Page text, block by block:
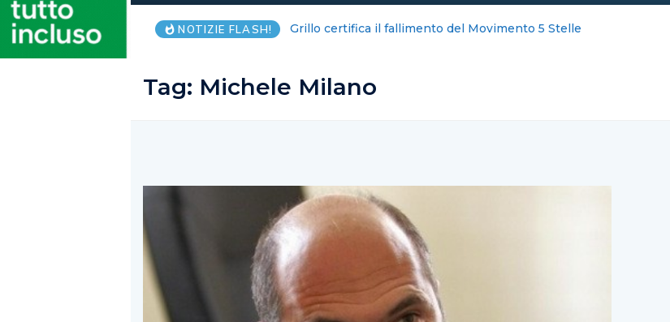
NOTIZIE FLASH! Nocera. Giovane operaio schiacciato da un camion, nuove indagini
Tag: Michele Milano